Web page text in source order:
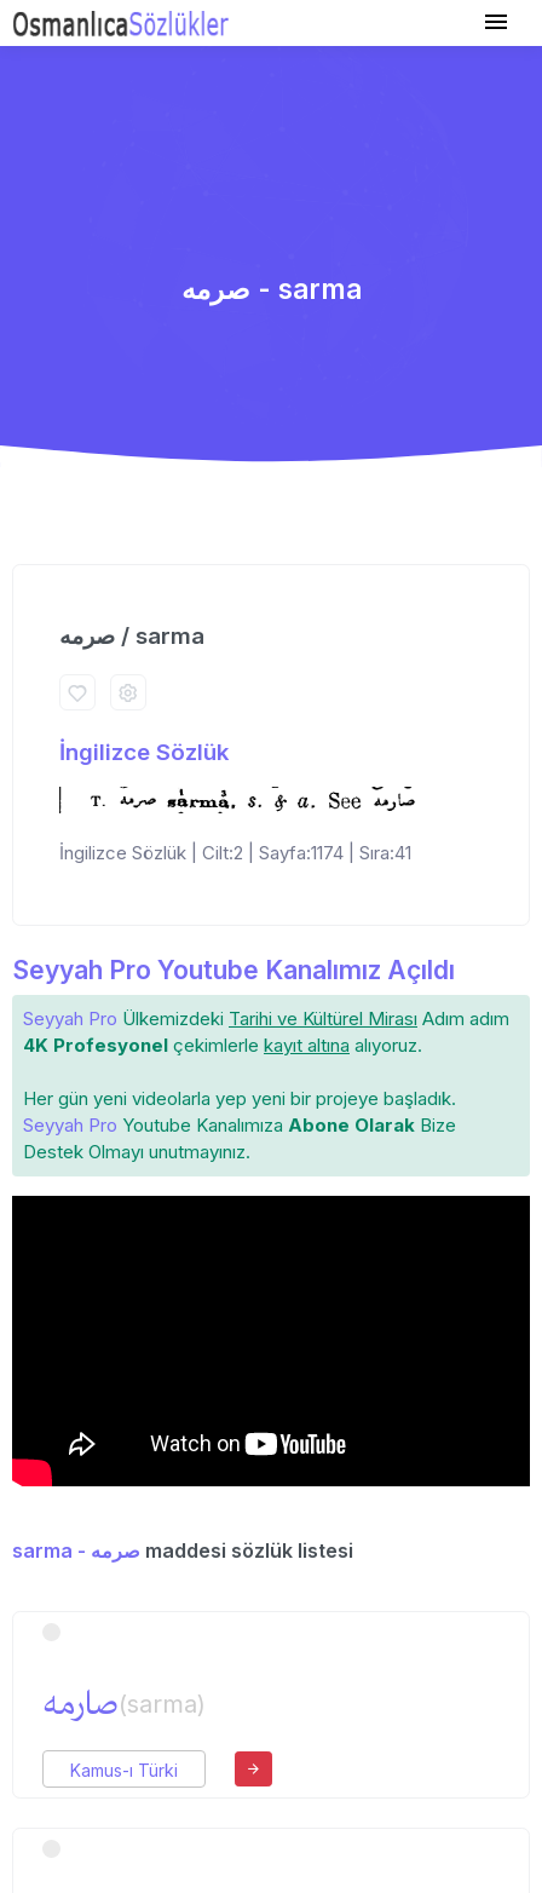
صرمه - sarma
صرمه / sarma
İngilizce Sözlük
İngilizce Sözlük | Cilt:2 | Sayfa:1174 | Sıra:41
Seyyah Pro Youtube Kanalımız Açıldı
Seyyah Pro Ülkemizdeki Tarihi ve Kültürel Mirası Adım adım
4K Profesyonel çekimlerle kayıt altına alıyoruz.
Her gün yeni videolarla yep yeni bir projeye başladık.
Seyyah Pro Youtube Kanalımıza Abone Olarak Bize
Destek Olmayı unutmayınız.
sarma - صرمه maddesi sözlük listesi
صارمه(sarma)
Kamus-ı Türki